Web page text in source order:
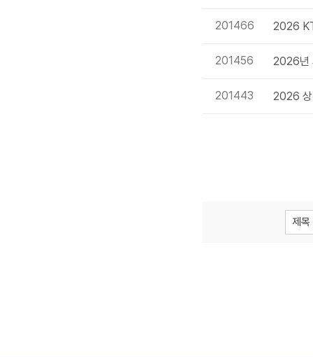
201466 2026
201456 2026년
201443 2026 상
제목